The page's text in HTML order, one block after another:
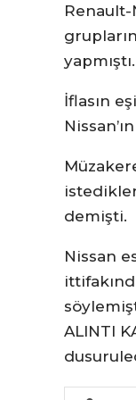
Renault-
yapmıştı.
İflasın
demişti.
Nissan
ALINTI